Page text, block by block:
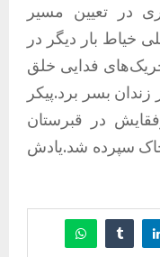
در تعیین مسیر
خیاط بار دیگر در
با چریک‌های فدایی خلق
بسر برد.پیکر
در قبرستان
سپرده شد.یادش